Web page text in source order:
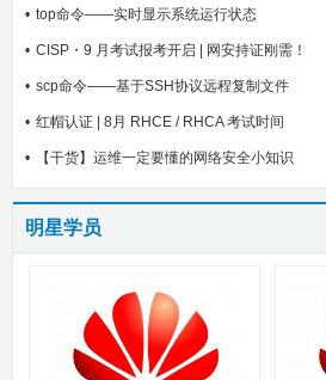
top命令——实时显示系统运行状态
CISP・9 月考试报考开启 | 网安持证刚需！
scp命令——基于SSH协议远程复制文件
红帽认证 | 8月 RHCE / RHCA 考试时间
【干货】运维一定要懂的网络安全小知识
明星学员